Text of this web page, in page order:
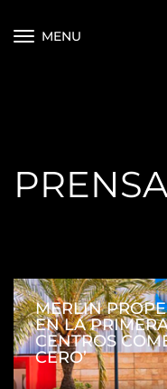
MENU
MERLIN
EN LA
CENTROS
CERO’